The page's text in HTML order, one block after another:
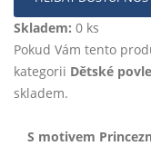
Skladem: 0 ks
Pokud Vám tento
kategorii Dětské
skladem.
S motivem